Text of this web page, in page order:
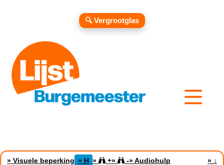
» Visuele beperking » H » +» -» Audiohulp » ↓
🔍 Vergrootglas